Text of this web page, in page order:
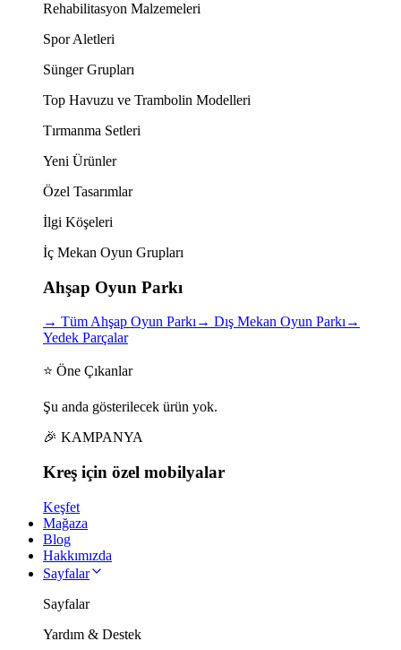
Rehabilitasyon Malzemeleri
Spor Aletleri
Sünger Grupları
Top Havuzu ve Trambolin Modelleri
Tırmanma Setleri
Yeni Ürünler
Özel Tasarımlar
İlgi Köşeleri
İç Mekan Oyun Grupları
Ahşap Oyun Parkı
→ Tüm Ahşap Oyun Parkı→ Dış Mekan Oyun Parkı→
Yedek Parçalar
⭐ Öne Çıkanlar
Şu anda gösterilecek ürün yok.
🎉 KAMPANYA
Kreş için özel mobilyalar
Keşfet
Mağaza
Blog
Hakkımızda
Sayfalar
Sayfalar
Yardım & Destek